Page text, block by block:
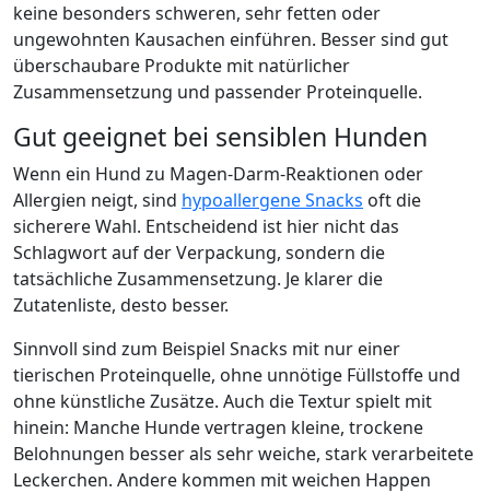
keine besonders schweren, sehr fetten oder
ungewohnten Kausachen einführen. Besser sind gut
überschaubare Produkte mit natürlicher
Zusammensetzung und passender Proteinquelle.
Gut geeignet bei sensiblen Hunden
Wenn ein Hund zu Magen-Darm-Reaktionen oder
Allergien neigt, sind hypoallergene Snacks oft die
sicherere Wahl. Entscheidend ist hier nicht das
Schlagwort auf der Verpackung, sondern die
tatsächliche Zusammensetzung. Je klarer die
Zutatenliste, desto besser.
Sinnvoll sind zum Beispiel Snacks mit nur einer
tierischen Proteinquelle, ohne unnötige Füllstoffe und
ohne künstliche Zusätze. Auch die Textur spielt mit
hinein: Manche Hunde vertragen kleine, trockene
Belohnungen besser als sehr weiche, stark verarbeitete
Leckerchen. Andere kommen mit weichen Happen